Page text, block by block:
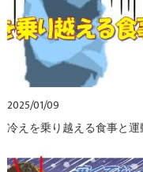
2025/01/09
冷えを乗り越える食事と運